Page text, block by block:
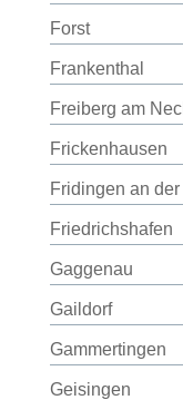
Forst
Frankenthal
Freiberg am
Frickenhausen
Fridingen an
Friedrichshafen
Gaggenau
Gaildorf
Gammertingen
Geisingen